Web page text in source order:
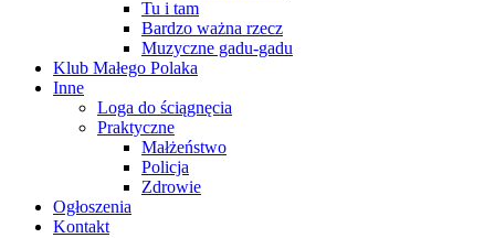
Tu i tam
Bardzo ważna rzecz
Muzyczne gadu-gadu
Klub Małego Polaka
Inne
Loga do ściągnęcia
Praktyczne
Małżeństwo
Policja
Zdrowie
Ogłoszenia
Kontakt